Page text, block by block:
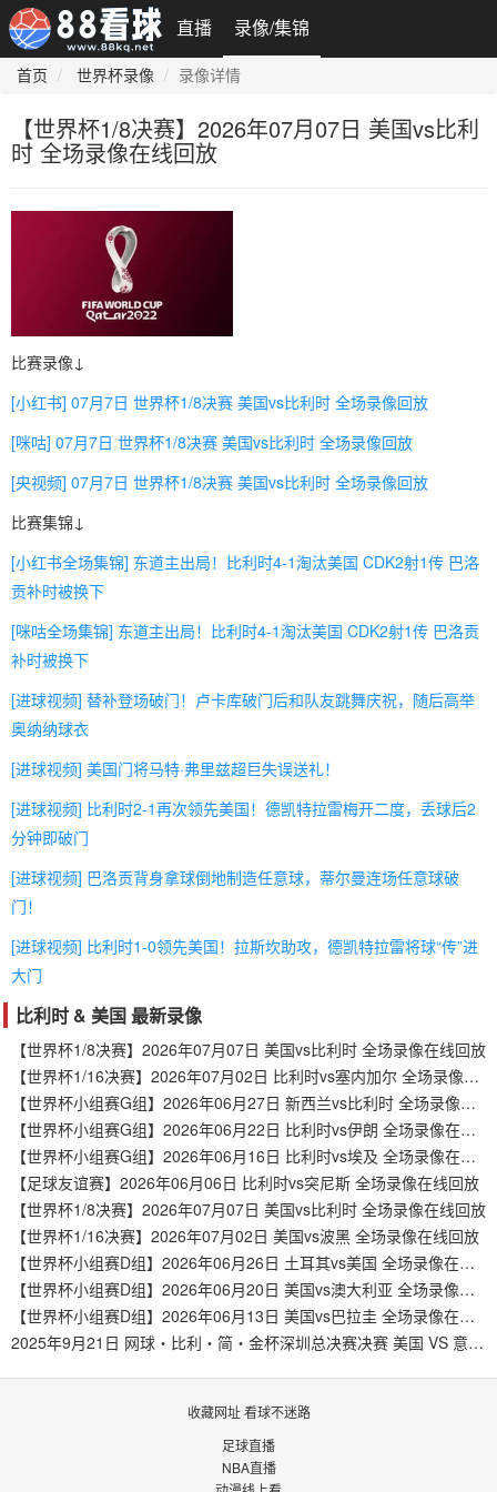
直播 录像/集锦
首页 世界杯录像 录像详情
【世界杯1/8决赛】2026年07月07日 美国vs比利
时 全场录像在线回放
比赛录像↓
[小红书] 07月7日 世界杯1/8决赛 美国vs比利时 全场录像回放
[咪咕] 07月7日 世界杯1/8决赛 美国vs比利时 全场录像回放
[央视频] 07月7日 世界杯1/8决赛 美国vs比利时 全场录像回放
比赛集锦↓
[小红书全场集锦] 东道主出局！比利时4-1淘汰美国 CDK2射1传 巴洛
贡补时被换下
[咪咕全场集锦] 东道主出局！比利时4-1淘汰美国 CDK2射1传 巴洛贡
补时被换下
[进球视频] 替补登场破门！卢卡库破门后和队友跳舞庆祝，随后高举
奥纳纳球衣
[进球视频] 美国门将马特·弗里兹超巨失误送礼！
[进球视频] 比利时2-1再次领先美国！德凯特拉雷梅开二度，丢球后2
分钟即破门
[进球视频] 巴洛贡背身拿球倒地制造任意球，蒂尔曼连场任意球破
门！
[进球视频] 比利时1-0领先美国！拉斯坎助攻，德凯特拉雷将球“传”进
大门
比利时 & 美国 最新录像
【世界杯1/8决赛】2026年07月07日 美国vs比利时 全场录像在线回放
【世界杯1/16决赛】2026年07月02日 比利时vs塞内加尔 全场录像在线回放
【世界杯小组赛G组】2026年06月27日 新西兰vs比利时 全场录像在线回放
【世界杯小组赛G组】2026年06月22日 比利时vs伊朗 全场录像在线回放
【世界杯小组赛G组】2026年06月16日 比利时vs埃及 全场录像在线回放
【足球友谊赛】2026年06月06日 比利时vs突尼斯 全场录像在线回放
【世界杯1/8决赛】2026年07月07日 美国vs比利时 全场录像在线回放
【世界杯1/16决赛】2026年07月02日 美国vs波黑 全场录像在线回放
【世界杯小组赛D组】2026年06月26日 土耳其vs美国 全场录像在线回放
【世界杯小组赛D组】2026年06月20日 美国vs澳大利亚 全场录像在线回放
【世界杯小组赛D组】2026年06月13日 美国vs巴拉圭 全场录像在线回放
2025年9月21日 网球・比利・简・金杯深圳总决赛决赛 美国 VS 意大利
收藏网址 看球不迷路
足球直播
NBA直播